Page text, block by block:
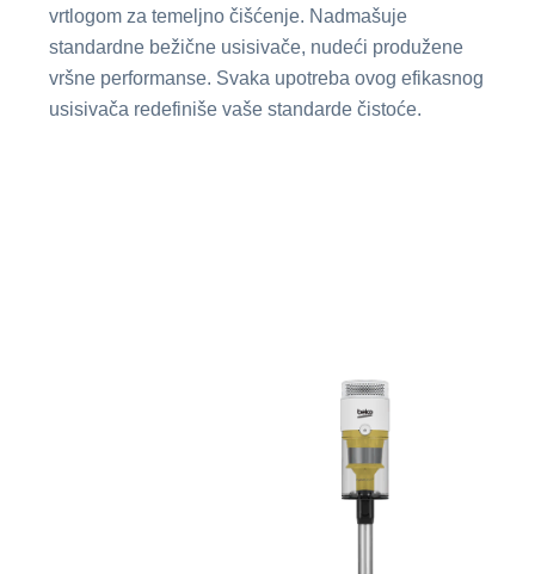
vrtlogom za temeljno čišćenje. Nadmašuje
standardne bežične usisivače, nudeći produžene
vršne performanse. Svaka upotreba ovog efikasnog
usisivača redefiniše vaše standarde čistoće.